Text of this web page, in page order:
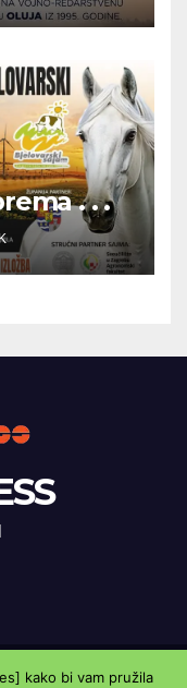
. . .
kako bi vam pružila